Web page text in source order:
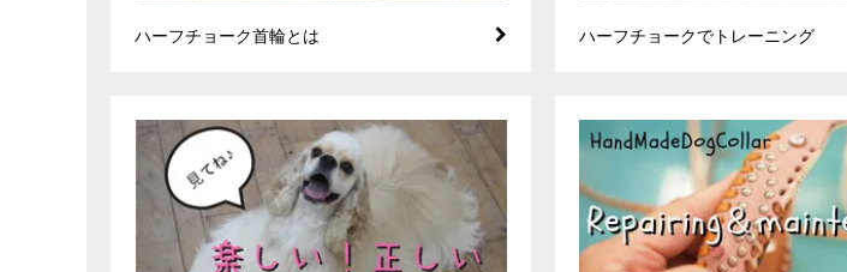
ハーフチョーク首輪とは ハーフチョークでトレーニング